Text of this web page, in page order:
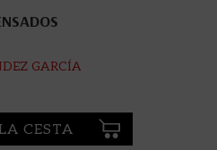
GARCÍA
CESTA